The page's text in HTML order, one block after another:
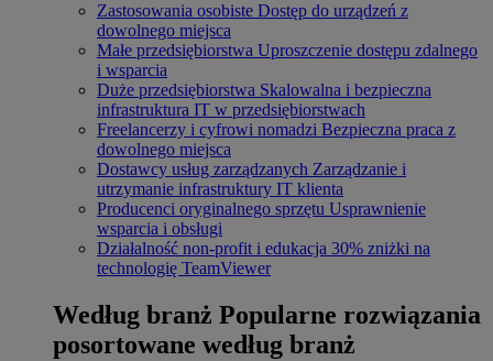
Zastosowania osobiste Dostęp do urządzeń z
dowolnego miejsca
Małe przedsiębiorstwa Uproszczenie dostępu zdalnego
i wsparcia
Duże przedsiębiorstwa Skalowalna i bezpieczna
infrastruktura IT w przedsiębiorstwach
Freelancerzy i cyfrowi nomadzi Bezpieczna praca z
dowolnego miejsca
Dostawcy usług zarządzanych Zarządzanie i
utrzymanie infrastruktury IT klienta
Producenci oryginalnego sprzętu Usprawnienie
wsparcia i obsługi
Działalność non-profit i edukacja 30% zniżki na
technologię TeamViewer
Według branż Popularne rozwiązania
posortowane według branż